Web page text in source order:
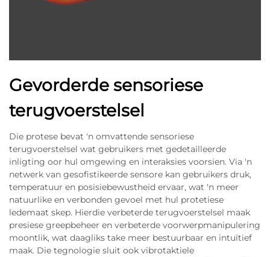
Gevorderde sensoriese
terugvoerstelsel
Die protese bevat 'n omvattende sensoriese
terugvoerstelsel wat gebruikers met gedetailleerde
inligting oor hul omgewing en interaksies voorsien. Via 'n
netwerk van gesofistikeerde sensore kan gebruikers druk,
temperatuur en posisiebewustheid ervaar, wat 'n meer
natuurlike en verbonden gevoel met hul protetiese
ledemaat skep. Hierdie verbeterde terugvoerstelsel maak
presiese greepbeheer en verbeterde voorwerpmanipulering
moontlik, wat daagliks take meer bestuurbaar en intuïtief
maak. Die tegnologie sluit ook vibrotaktiele